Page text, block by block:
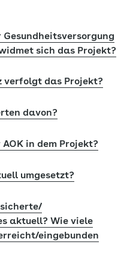
Gesundheitsversorgung
sich das Projekt?
verfolgt das Projekt?
davon?
in dem Projekt?
umgesetzt?
aktuell? Wie viele
eingebunden